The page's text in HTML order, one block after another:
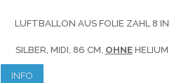
LUFTBALLON AUS FOLIE ZAHL 8 IN
SILBER, MIDI, 86 CM, OHNEHELIUM
INFO